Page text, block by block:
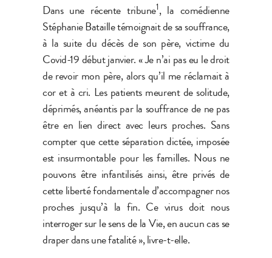
Dans une récente tribune1, la comédienne
Stéphanie Bataille témoignait de sa souffrance,
à la suite du décès de son père, victime du
Covid-19 début janvier. « Je n’ai pas eu le droit
de revoir mon père, alors qu’il me réclamait à
cor et à cri. Les patients meurent de solitude,
déprimés, anéantis par la souffrance de ne pas
être en lien direct avec leurs proches. Sans
compter que cette séparation dictée, imposée
est insurmontable pour les familles. Nous ne
pouvons être infantilisés ainsi, être privés de
cette liberté fondamentale d’accompagner nos
proches jusqu’à la fin. Ce virus doit nous
interroger sur le sens de la Vie, en aucun cas se
draper dans une fatalité », livre-t-elle.